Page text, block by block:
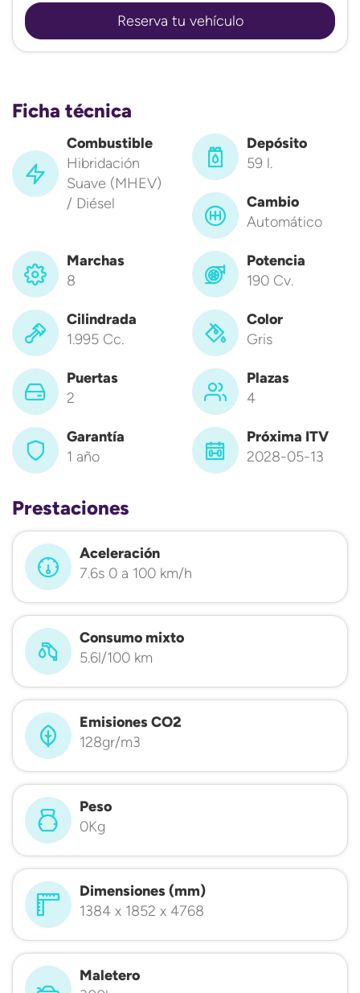
Reserva tu vehículo
Ficha técnica
Combustible
Hibridación
Suave (MHEV)
/ Diésel
Depósito
59 l.
Cambio
Automático
Marchas
8
Potencia
190 Cv.
Cilindrada
1.995 Cc.
Color
Gris
Puertas
2
Plazas
4
Garantía
1 año
Próxima ITV
2028-05-13
Prestaciones
Aceleración
7.6s 0 a 100 km/h
Consumo mixto
5.6l/100 km
Emisiones CO2
128gr/m3
Peso
0Kg
Dimensiones (mm)
1384 x 1852 x 4768
Maletero